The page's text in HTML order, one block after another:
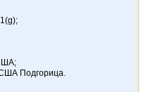
Подгорица.